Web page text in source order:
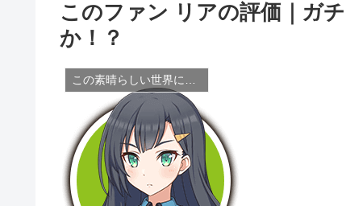
このファン リアの評価｜ガ
か！？
この素晴らしい世界に祝福を！